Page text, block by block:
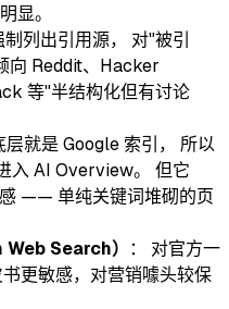
显。
列出引用源， 对"被引
向 Reddit、Hacker
等"半结构化但有讨论
层就是 Google 索引， 所以
入 AI Overview。 但它
—— 单纯关键词堆砌的页
Search）
： 对官方一
更敏感，对营销噱头较保